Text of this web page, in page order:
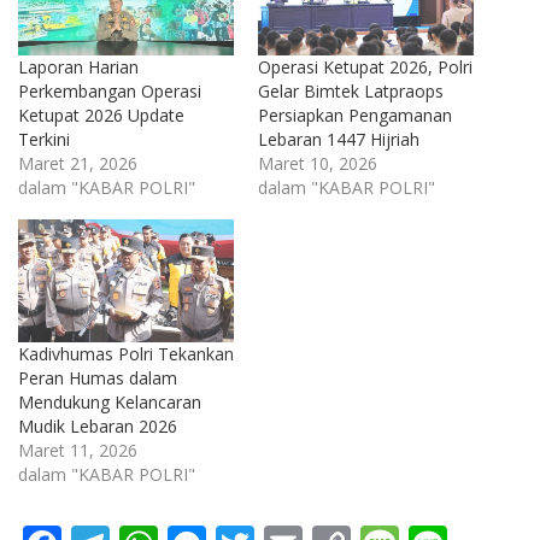
Laporan Harian
Perkembangan Operasi
Ketupat 2026 Update
Terkini
Maret 21, 2026
dalam "KABAR POLRI"
Operasi Ketupat 2026, Polri
Gelar Bimtek Latpraops
Persiapkan Pengamanan
Lebaran 1447 Hijriah
Maret 10, 2026
dalam "KABAR POLRI"
Kadivhumas Polri Tekankan
Peran Humas dalam
Mendukung Kelancaran
Mudik Lebaran 2026
Maret 11, 2026
dalam "KABAR POLRI"